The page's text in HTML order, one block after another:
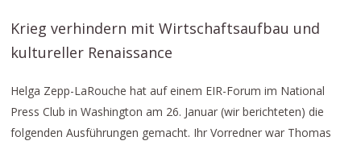
Krieg verhindern mit Wirtschaftsaufbau und
kultureller Renaissance
Helga Zepp-LaRouche hat auf einem EIR-Forum im National
Press Club in Washington am 26. Januar (wir berichteten) die
folgenden Ausführungen gemacht. Ihr Vorredner war Thomas